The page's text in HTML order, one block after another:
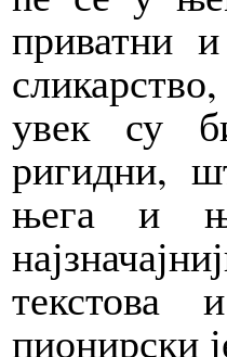
приватни
увек су
ригидни,
њега и
текстова
пионирски